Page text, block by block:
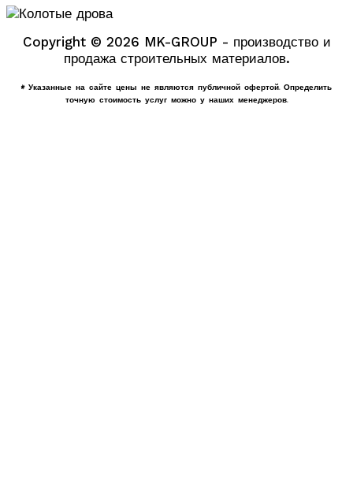
Copyright © 2026 MK-GROUP - производство и
продажа строительных материалов.
* Указанные на сайте цены не являются публичной офертой. Определить
точную стоимость услуг можно у наших менеджеров.